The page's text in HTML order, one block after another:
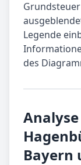
Legende
des
Bayern